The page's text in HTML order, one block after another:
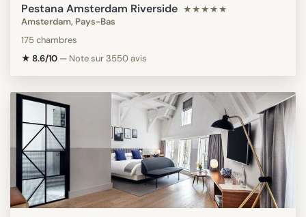
Pestana Amsterdam Riverside ★★★★★
Amsterdam, Pays-Bas
175 chambres
★ 8.6/10 — Note sur 3550 avis